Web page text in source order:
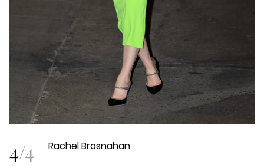
4/4 Rachel Brosnahan